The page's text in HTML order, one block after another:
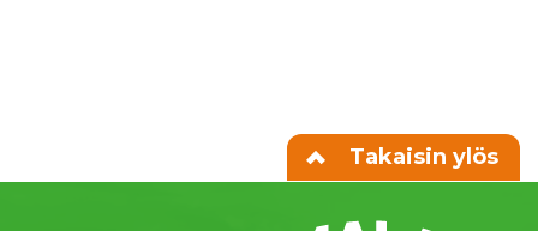
Takaisin ylös